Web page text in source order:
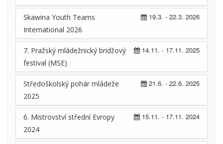
19.3. - 22.3. 2026
Skawina Youth Teams
International 2026
14.11. - 17.11. 2025
7. Pražský mládežnický bridžový
festival (MSE)
21.6. - 22.6. 2025
Středoškolský pohár mládeže
2025
15.11. - 17.11. 2024
6. Mistrovství střední Evropy
2024